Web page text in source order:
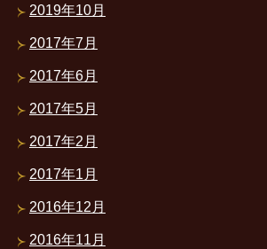
2019年10月
2017年7月
2017年6月
2017年5月
2017年2月
2017年1月
2016年12月
2016年11月